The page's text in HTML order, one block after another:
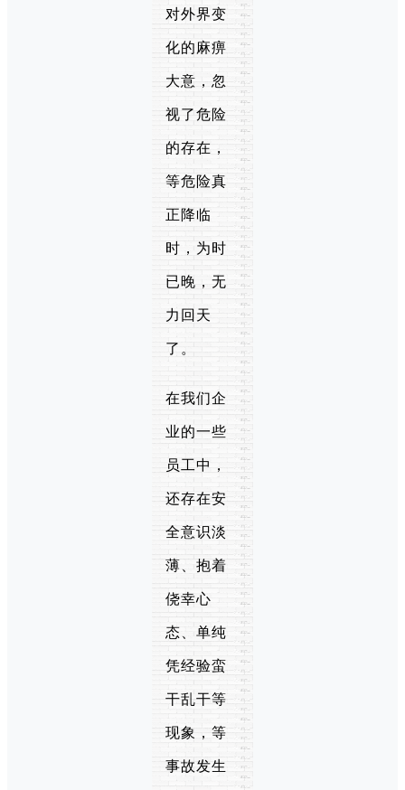
对外界变
化的麻痹
大意，忽
视了危险
的存在，
等危险真
正降临
时，为时
已晚，无
力回天
了。
在我们企
业的一些
员工中，
还存在安
全意识淡
薄、抱着
侥幸心
态、单纯
凭经验蛮
干乱干等
现象，等
事故发生